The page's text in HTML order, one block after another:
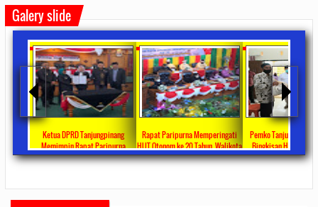
Galery slide
Ketua DPRD Tanjungpinang
Memimpin Rapat Paripurna
Pengesahan Ranperda Perubahan
Rapat Paripurna Memperingati
HUT Otonom ke 20 Tahun, Walikota
Rahma Paparkan Capaian
Pemko Tanjung
Bingkisan Hari Raya
Untuk Masyarakat